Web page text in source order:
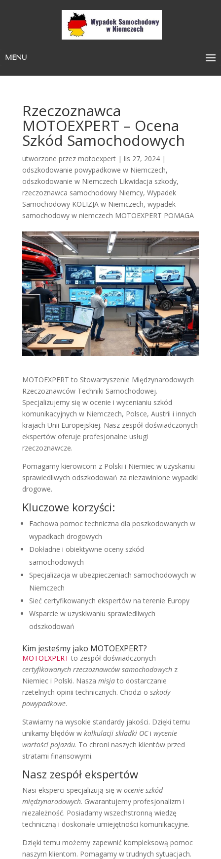
MENU
Rzeczoznawca
MOTOEXPERT – Ocena
Szkód Samochodowych
utworzone przez motoexpert| lis 27, 2024|
odszkodowanie powypadkowe w Niemczech,
odszkodowanie w Niemczech Likwidacja szkody,
rzeczoznawca samochodowy Niemcy, Wypadek
Samochodowy KOLIZJA w Niemczech, wypadek
samochodowy w niemczech MOTOEXPERT POMAGA
MOTOEXPERT to Stowarzyszenie Międzynarodowych
Rzeczoznawców Techniki Samochodowej.
Specjalizujemy się w ocenie i wycenianiu szkód
komunikacyjnych w Niemczech, Polsce, Austrii i innych
krajach Unii Europejskiej. Nasz zespół doświadczonych
ekspertów oferuje profesjonalne usługi
rzeczoznawcze.
Pomagamy kierowcom z Polski i Niemiec w uzyskaniu
sprawiedliwych odszkodowań za niezawinione wypadki
drogowe.
Kluczowe korzyści:
Fachowa pomoc techniczna dla poszkodowanych w
wypadkach drogowych
Dokładne i obiektywne oceny szkód
samochodowych
Specjalizacja w ubezpieczeniach samochodowych w
Niemczech
Sieć certyfikowanych ekspertów na terenie Europy
Wsparcie w uzyskiwaniu sprawiedliwych
odszkodowań
Kim jesteśmy jako MOTOEXPERT?
MOTOEXPERT to zespół doświadczonych
certyfikowanych rzeczoznawców samochodowychz
Niemiec i Polski. Nasza misjato dostarczanie
rzetelnych opinii technicznych. Chodzi o szkody
powypadkowe.
Stawiamy na wysokie standardy jakości. Dzięki temu
unikamy błędów w kalkulacji składki OCi wycenie
wartości pojazdu. To chroni naszych klientów przed
stratami finansowymi.
Nasz zespół ekspertów
Nasi eksperci specjalizują się w ocenie szkód
międzynarodowych. Gwarantujemy profesjonalizm i
niezależność. Posiadamy wszechstronną wiedzę
techniczną i doskonałe umiejętności komunikacyjne.
Dzięki temu możemy zapewnić kompleksową pomoc
naszym klientom. Pomagamy w trudnych sytuacjach.